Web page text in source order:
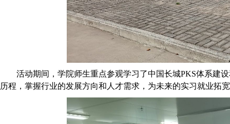
活动期间，学院师生重点参观学习了中国长城PKS体系建
历程，掌握行业的发展方向和人才需求，为未来的实习就业拓